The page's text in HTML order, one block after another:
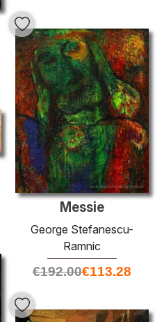
Messie
George Stefanescu-
Ramnic
€192.00€113.28